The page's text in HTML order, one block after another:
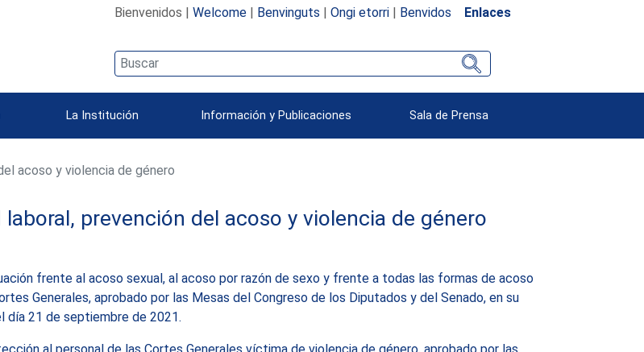
Bienvenidos | Welcome| Benvinguts | Ongi etorri| Benvidos Enlaces
La Institución Información y Publicaciones Sala de Prensa
acoso y violencia de género
laboral, prevención del acoso y violencia de género
frente al acoso sexual, al acoso por razón de sexo y frente a todas las formas de acoso
Generales, aprobado por las Mesas del Congreso de los Diputados y del Senado, en su
día 21 de septiembre de 2021.
al personal de las Cortes Generales víctima de violencia de género, aprobado por las